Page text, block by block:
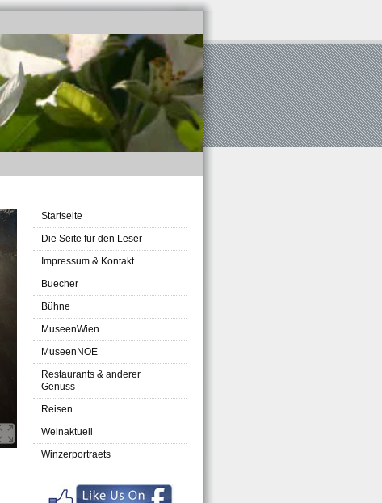
Startseite
Die Seite für den Leser
Impressum & Kontakt
Buecher
Bühne
MuseenWien
MuseenNOE
Restaurants & anderer
Genuss
Reisen
Weinaktuell
Winzerportraets